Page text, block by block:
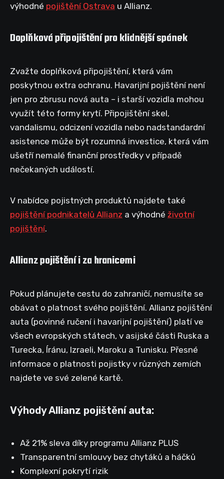
výhodné pojištění Ostrava u Allianz.
Doplňková připojištění pro klidnější spánek
Zvažte doplňková připojištění, která vám
poskytnou extra ochranu. Havarijní pojištění není
jen pro zbrusu nová auta – i starší vozidla mohou
využít této formy krytí. Připojištění skel,
vandalismu, odcizení vozidla nebo nadstandardní
asistence může být rozumná investice, která vám
ušetří nemalé finanční prostředky v případě
nečekaných událostí.
V nabídce pojistných produktů najdete také
pojištění podnikatelů Allianz a výhodné životní
pojištění.
Allianz pojištění i za hranicemi
Pokud plánujete cestu do zahraničí, nemusíte se
obávat o platnost svého pojištění. Allianz pojištění
auta (povinné ručení i havarijní pojištění) platí ve
všech evropských státech, v asijské části Ruska a
Turecka, Íránu, Izraeli, Maroku a Tunisku. Přesné
informace o platnosti pojistky v různých zemích
najdete ve své zelené kartě.
Výhody Allianz pojištění auta:
Až 21% sleva díky programu Allianz PLUS
Transparentní smlouvy bez chytáků a háčků
Komplexní pokrytí rizik